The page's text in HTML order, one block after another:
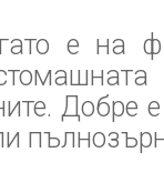
е на
Добре